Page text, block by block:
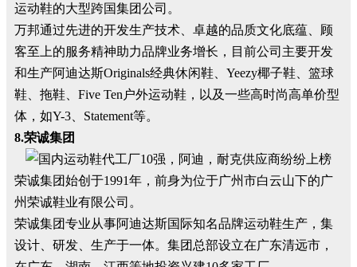
运动鞋的大型跨国集团公司。
万邦通过先进的开发生产技术、卓越的品质文化底蕴、顾
客至上的服务精神助力品牌业务增长，目前公司主要开发
和生产阿迪达斯Originals经典休闲鞋、Yeezy椰子鞋、篮球
鞋、拖鞋、Five Ten户外运动鞋，以及一些高时尚高单价型
体，如Y-3、Statement等。
8.荣诚集团
荣诚集团始创于1991年，前身为位于广州市白云山下的广
州荣诚鞋业有限公司。
荣诚集团专业从事阿迪达斯国际知名品牌运动鞋生产，集
设计、研发、生产于一体。集团总部设立在广东清远市，